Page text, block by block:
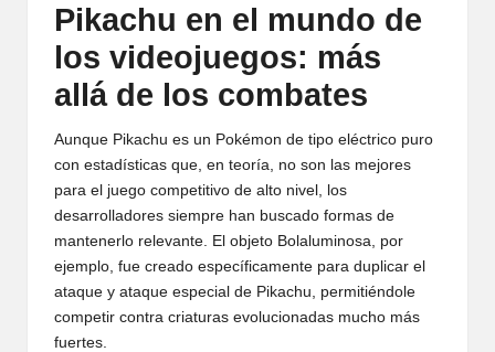
Pikachu en el mundo de
los videojuegos: más
allá de los combates
Aunque Pikachu es un Pokémon de tipo eléctrico puro
con estadísticas que, en teoría, no son las mejores
para el juego competitivo de alto nivel, los
desarrolladores siempre han buscado formas de
mantenerlo relevante. El objeto Bolaluminosa, por
ejemplo, fue creado específicamente para duplicar el
ataque y ataque especial de Pikachu, permitiéndole
competir contra criaturas evolucionadas mucho más
fuertes.